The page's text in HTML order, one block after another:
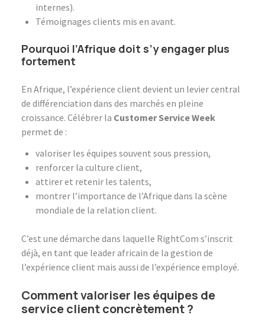
internes).
Témoignages clients mis en avant.
Pourquoi l’Afrique doit s’y engager plus
fortement
En Afrique, l’expérience client devient un levier central
de différenciation dans des marchés en pleine
croissance. Célébrer la Customer Service Week
permet de :
valoriser les équipes souvent sous pression,
renforcer la culture client,
attirer et retenir les talents,
montrer l’importance de l’Afrique dans la scène
mondiale de la relation client.
C’est une démarche dans laquelle RightCom s’inscrit
déjà, en tant que leader africain de la gestion de
l’expérience client mais aussi de l’expérience employé.
Comment valoriser les équipes de
service client concrètement ?